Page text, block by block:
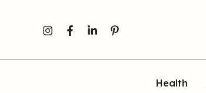
Health